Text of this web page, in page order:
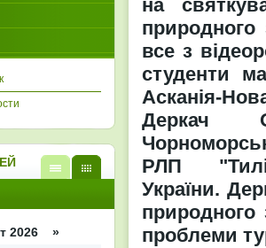
на
природного
все з
студенти
Асканія-
Деркач
РЛП
України.
проблеми
кален
списк
2026 »